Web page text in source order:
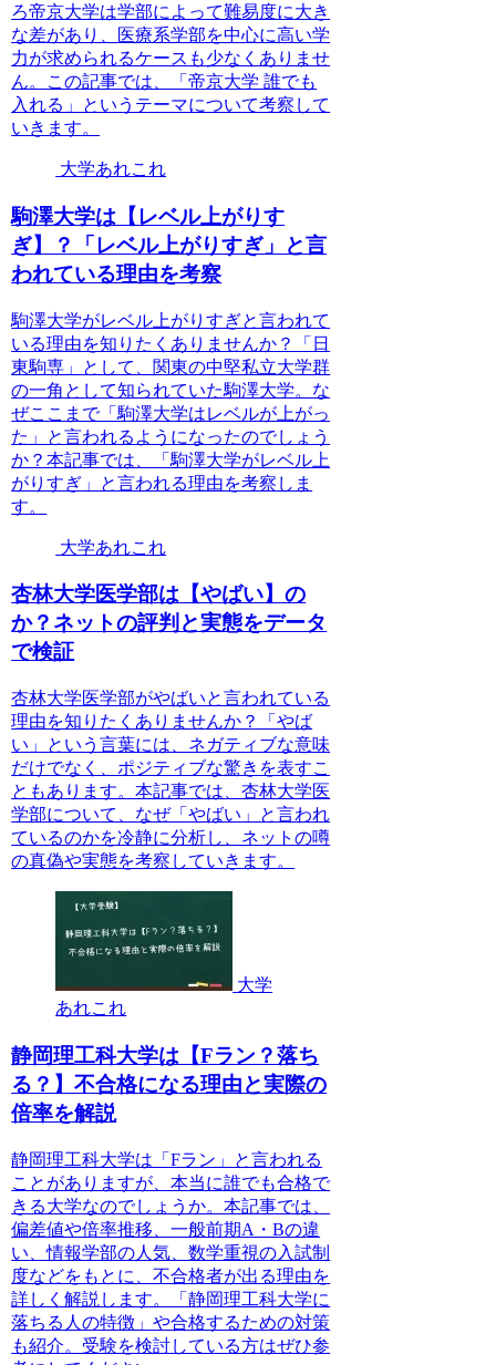
ろ帝京大学は学部によって難易度に大き
な差があり、医療系学部を中心に高い学
力が求められるケースも少なくありませ
ん。この記事では、「帝京大学 誰でも
入れる」というテーマについて考察して
いきます。
大学あれこれ
駒澤大学は【レベル上がりす
ぎ】？「レベル上がりすぎ」と言
われている理由を考察
駒澤大学がレベル上がりすぎと言われて
いる理由を知りたくありませんか？「日
東駒専」として、関東の中堅私立大学群
の一角として知られていた駒澤大学。な
ぜここまで「駒澤大学はレベルが上がっ
た」と言われるようになったのでしょう
か？本記事では、「駒澤大学がレベル上
がりすぎ」と言われる理由を考察しま
す。
大学あれこれ
杏林大学医学部は【やばい】の
か？ネットの評判と実態をデータ
で検証
杏林大学医学部がやばいと言われている
理由を知りたくありませんか？「やば
い」という言葉には、ネガティブな意味
だけでなく、ポジティブな驚きを表すこ
ともあります。本記事では、杏林大学医
学部について、なぜ「やばい」と言われ
ているのかを冷静に分析し、ネットの噂
の真偽や実態を考察していきます。
大学
あれこれ
静岡理工科大学は【Fラン？落ち
る？】不合格になる理由と実際の
倍率を解説
静岡理工科大学は「Fラン」と言われる
ことがありますが、本当に誰でも合格で
きる大学なのでしょうか。本記事では、
偏差値や倍率推移、一般前期A・Bの違
い、情報学部の人気、数学重視の入試制
度などをもとに、不合格者が出る理由を
詳しく解説します。「静岡理工科大学に
落ちる人の特徴」や合格するための対策
も紹介。受験を検討している方はぜひ参